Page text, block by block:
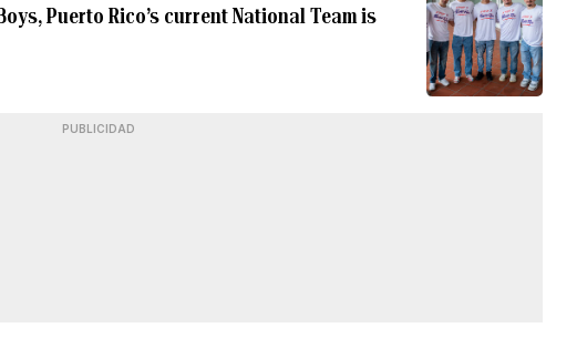
Puerto Rico’s current National Team is
PUBLICIDAD